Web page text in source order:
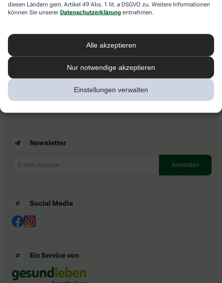
diesen Ländern gem. Artikel 49 Abs. 1 lit. a DSGVO zu. Weitere Informationen
können Sie unserer Datenschutzerklärung entnehmen.
Alle akzeptieren
Nur notwendige akzeptieren
Einstellungen verwalten
apotheke.com Informationen
Newsletter
Barrierefreiheitserklärung
Newsletter
Social Media
Ein Service von